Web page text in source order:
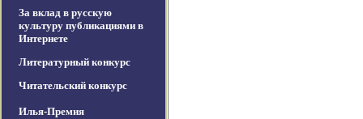
За вклад в русскую
культуру публикациями в
Интернете
Литературный конкурс
Читательский конкурс
Илья-Премия